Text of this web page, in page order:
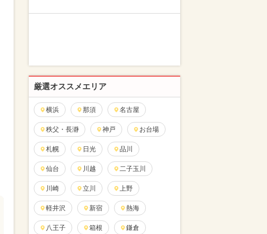
厳選オススメエリア
横浜 那須 名古屋
秩父・長瀞 神戸 お台場
札幌 日光 品川
仙台 川越 二子玉川
川崎 立川 上野
軽井沢 新宿 熱海
八王子 箱根 鎌倉